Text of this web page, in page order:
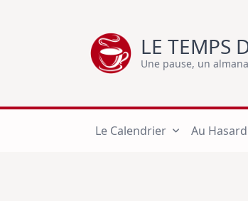
LE TEMPS
Une pause, un
Le Calendrier Au Hasard